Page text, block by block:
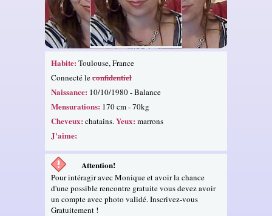
Habite: Toulouse, France
Connecté leconfidentiel
Naissance: 10/10/1980 - Balance
Mensurations: 170 cm - 70kg
Cheveux: chatains.Yeux: marrons
J'aime:
Attention!
Pour intéragir avec Monique et avoir la chance
d'une possible rencontre gratuite vous devez avoir
un compte avec photo validé. Inscrivez-vous
Gratuitement !